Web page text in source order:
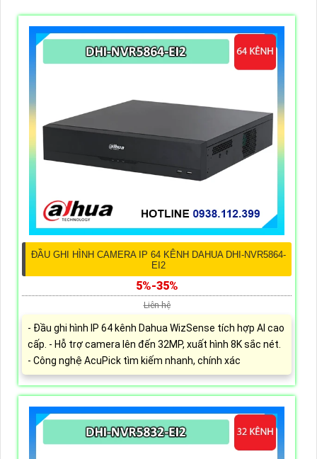
ĐẦU GHI HÌNH CAMERA IP 64 KÊNH DAHUA DHI-NVR5864-
EI2
5%-35%
Liên hệ
- Đầu ghi hình IP 64 kênh Dahua WizSense tích hợp AI cao
cấp. - Hỗ trợ camera lên đến 32MP, xuất hình 8K sắc nét.
- Công nghệ AcuPick tìm kiếm nhanh, chính xác